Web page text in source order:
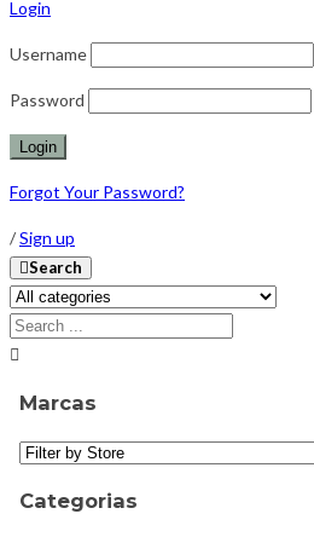
Login
Username
Password
Forgot Your Password?
/Sign up
Search
Marcas
Categorias